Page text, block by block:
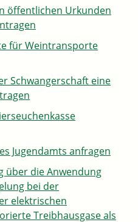
öffentlichen Urkunden
für Weintransporte
Schwangerschaft eine
Jugendamts anfragen
über die Anwendung
bei der
elektrischen
Treibhausgase als